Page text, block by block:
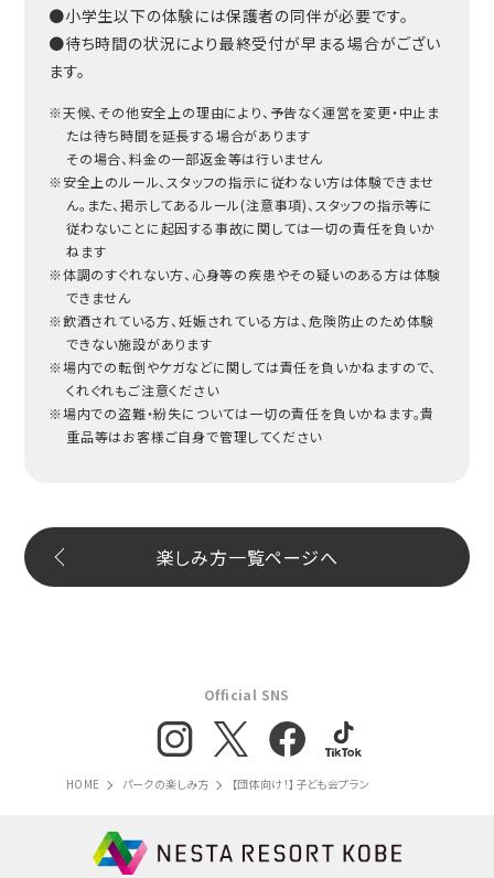
●小学生以下の体験には保護者の同伴が必要です。
●待ち時間の状況により最終受付が早まる場合がござい
ます。
※天候、その他安全上の理由により、予告なく運営を変更・中止ま
たは待ち時間を延長する場合があります
その場合、料金の一部返金等は行いません
※安全上のルール、スタッフの指示に従わない方は体験できませ
ん。また、掲示してあるルール(注意事項)、スタッフの指示等に
従わないことに起因する事故に関しては一切の責任を負いか
ねます
※体調のすぐれない方、心身等の疾患やその疑いのある方は体験
できません
※飲酒されている方、妊娠されている方は、危険防止のため体験
できない施設があります
※場内での転倒やケガなどに関しては責任を負いかねますので、
くれぐれもご注意ください
※場内での盗難・紛失については一切の責任を負いかねます。貴
重品等はお客様ご自身で管理してください
楽しみ方一覧ページへ
HOME パークの楽しみ方 【団体向け！】子ども会プラン
Official SNS